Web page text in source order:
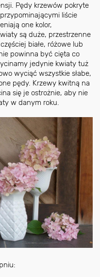
Pędy krzewów pokryte
liście
one kolor,
są duże, przestrzenne
białe, różowe lub
powinna być cięta co
jedynie kwiaty tuż
wyciąć wszystkie słabe,
pędy. Krzewy kwitną na
się je ostrożnie, aby nie
w danym roku.